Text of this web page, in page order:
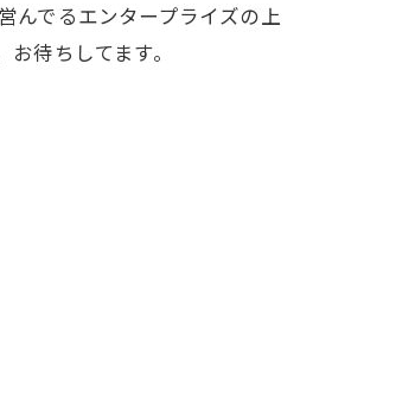
んでるエンタープライズの上
待ちしてます。